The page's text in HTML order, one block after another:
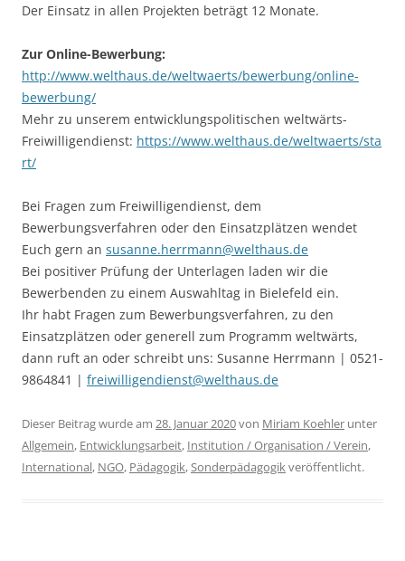
Der Einsatz in allen Projekten beträgt 12 Monate.
Zur Online-Bewerbung:
http://www.welthaus.de/weltwaerts/bewerbung/online-
bewerbung/
Mehr zu unserem entwicklungspolitischen weltwärts-
Freiwilligendienst: https://www.welthaus.de/weltwaerts/sta
rt/
Bei Fragen zum Freiwilligendienst, dem
Bewerbungsverfahren oder den Einsatzplätzen wendet
Euch gern an susanne.herrmann@welthaus.de
Bei positiver Prüfung der Unterlagen laden wir die
Bewerbenden zu einem Auswahltag in Bielefeld ein.
Ihr habt Fragen zum Bewerbungsverfahren, zu den
Einsatzplätzen oder generell zum Programm weltwärts,
dann ruft an oder schreibt uns: Susanne Herrmann | 0521-
9864841 | freiwilligendienst@welthaus.de
Dieser Beitrag wurde am 28. Januar 2020von Miriam Koehler unter
Allgemein, Entwicklungsarbeit, Institution / Organisation / Verein,
International, NGO, Pädagogik,Sonderpädagogikveröffentlicht.